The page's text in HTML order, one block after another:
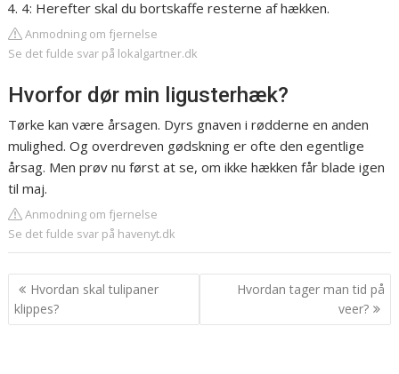
4: Herefter skal du bortskaffe resterne af hækken.
Anmodning om fjernelse
Se det fulde svar på lokalgartner.dk
Hvorfor dør min ligusterhæk?
Tørke kan være årsagen. Dyrs gnaven i rødderne en anden
mulighed. Og overdreven gødskning er ofte den egentlige
årsag. Men prøv nu først at se, om ikke hækken får blade igen
til maj.
Anmodning om fjernelse
Se det fulde svar på havenyt.dk
Indlægsnavigation
Hvordan skal tulipaner
klippes?
Hvordan tager man tid på
veer?